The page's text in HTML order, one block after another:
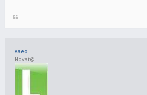
vaeo
Novat@